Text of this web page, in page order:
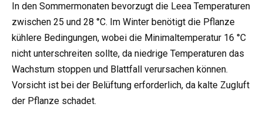
In den Sommermonaten bevorzugt die Leea Temperaturen
zwischen 25 und 28 °C. Im Winter benötigt die Pflanze
kühlere Bedingungen, wobei die Minimaltemperatur 16 °C
nicht unterschreiten sollte, da niedrige Temperaturen das
Wachstum stoppen und Blattfall verursachen können.
Vorsicht ist bei der Belüftung erforderlich, da kalte Zugluft
der Pflanze schadet.